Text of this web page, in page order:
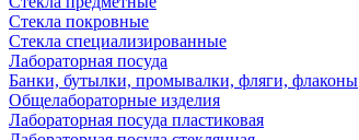
Стекла покровные
Стекла специализированные
Лабораторная посуда
Банки, бутылки, промывалки, фляги, флаконы
Общелабораторные изделия
Лабораторная посуда пластиковая